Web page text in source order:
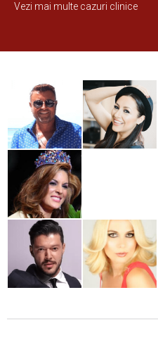
Vezi mai multe cazuri clinice